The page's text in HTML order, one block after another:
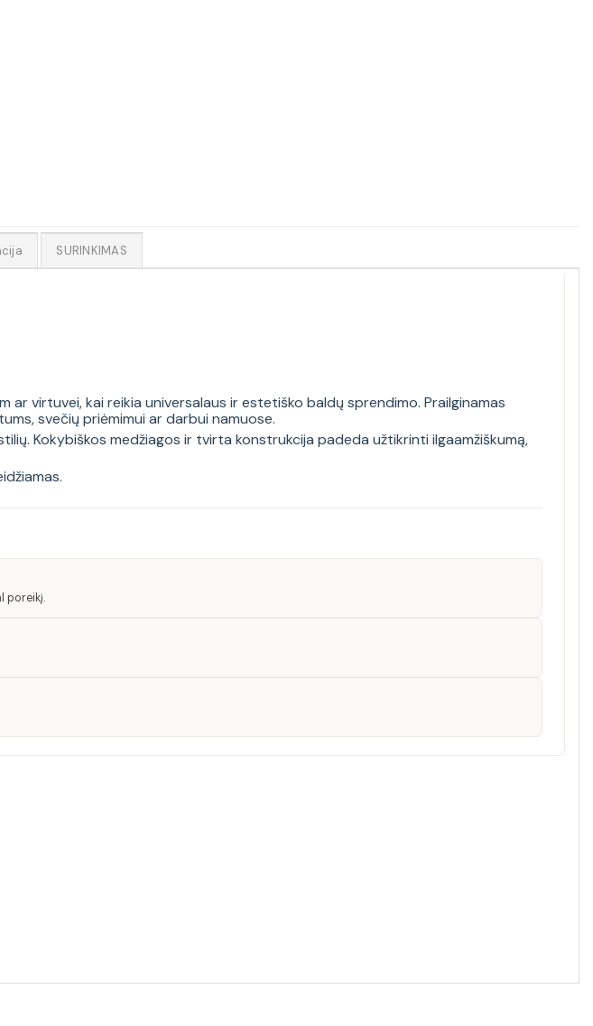
SURINKIMAS
virtuvei, kai reikia universalaus ir estetiško baldų sprendimo. Prailginamas
svečių priėmimui ar darbui namuose.
Kokybiškos medžiagos ir tvirta konstrukcija padeda užtikrinti ilgaamžiškumą,
.
poreikį.